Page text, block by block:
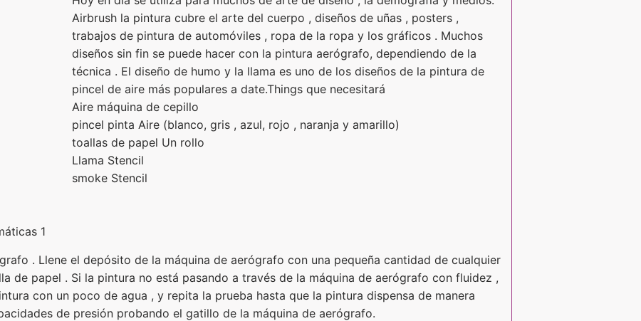
Airbrush la pintura cubre el arte del cuerpo , diseños de uñas , posters ,
trabajos de pintura de automóviles , ropa de la ropa y los gráficos . Muchos
diseños sin fin se puede hacer con la pintura aerógrafo, dependiendo de la
técnica . El diseño de humo y la llama es uno de los diseños de la pintura de
pincel de aire más populares a date.Things que necesitará
Aire máquina de cepillo
pincel pinta Aire (blanco, gris , azul, rojo , naranja y amarillo)
toallas de papel Un rollo
Llama Stencil
smoke Stencil
1
. Llene el depósito de la máquina de aerógrafo con una pequeña cantidad de cualquier
de papel . Si la pintura no está pasando a través de la máquina de aerógrafo con fluidez ,
con un poco de agua , y repita la prueba hasta que la pintura dispensa de manera
de presión probando el gatillo de la máquina de aerógrafo.